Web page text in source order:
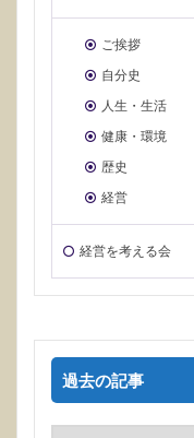
ご挨拶
自分史
人生・生活
健康・環境
歴史
経営
経営を考える会
過去の記事